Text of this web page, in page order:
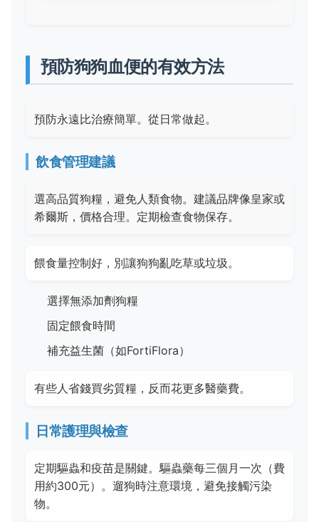
預防狗狗血便的有效方法
預防永遠比治療簡單。從日常做起。
飲食管理建議
選高品質狗糧，避免人類食物。建議品牌像皇家或
希爾斯，價格合理。定期檢查食物保存。
餵食量控制好，別讓狗狗亂吃草或垃圾。
選擇無添加劑狗糧
固定餵食時間
補充益生菌（如FortiFlora）
有些人省錢買劣質糧，反而花更多醫藥費。
日常護理與檢查
定期驅蟲和疫苗是關鍵。驅蟲藥每三個月一次（費
用約300元）。遛狗時注意環境，避免接觸污染
物。